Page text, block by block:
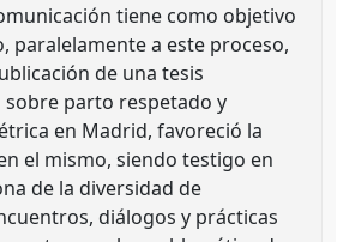
tiene como objetivo
paralelamente a este proceso,
de una tesis
parto respetado y
en Madrid, favoreció la
el mismo, siendo testigo en
de la diversidad de
diálogos y prácticas